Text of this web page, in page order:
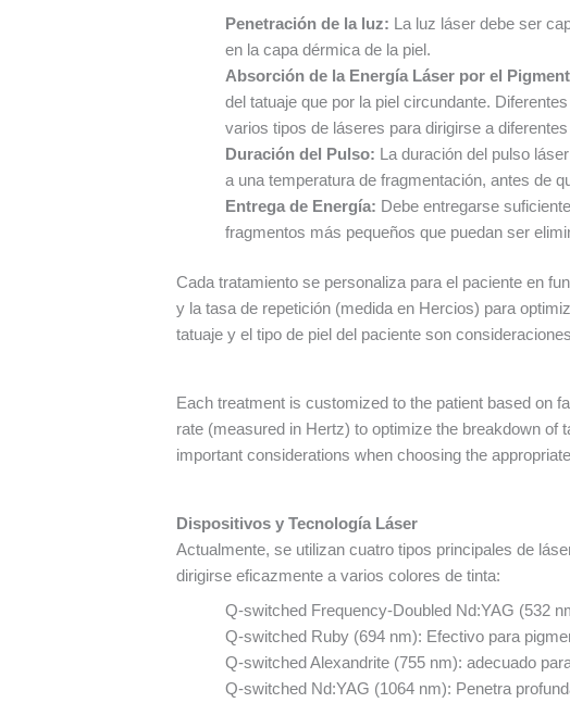
Penetración de la luz: La luz láser debe ser
en la capa dérmica de la piel.
Absorción de la Energía Láser por el
del tatuaje que por la piel circundante.
varios tipos de láseres para dirigirse a
Duración del Pulso: La duración del pulso
a una temperatura de fragmentación, antes de
Entrega de Energía: Debe entregarse
fragmentos más pequeños que puedan ser
Cada tratamiento se personaliza para el paciente en
y la tasa de repetición (medida en Hercios) para
tatuaje y el tipo de piel del paciente son
Each treatment is customized to the patient based on
rate (measured in Hertz) to optimize the breakdown of
important considerations when choosing the
Dispositivos y Tecnología Láser
Actualmente, se utilizan cuatro tipos principales de
dirigirse eficazmente a varios colores de tinta:
Q-switched Frequency-Doubled Nd:YAG (532
Q-switched Ruby (694 nm): Efectivo para
Q-switched Alexandrite (755 nm): adecuado
Q-switched Nd:YAG (1064 nm): Penetra